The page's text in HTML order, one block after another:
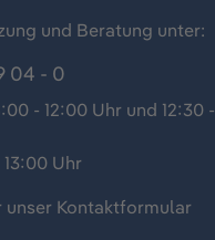
und Beratung unter:
04 - 0
- 12:00 Uhr und 12:30 -
Uhr
unser Kontaktformular